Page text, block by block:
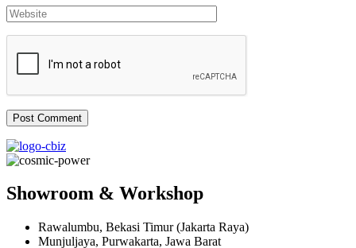
Showroom & Workshop
Rawalumbu, Bekasi Timur (Jakarta Raya)
Munjuljaya, Purwakarta, Jawa Barat